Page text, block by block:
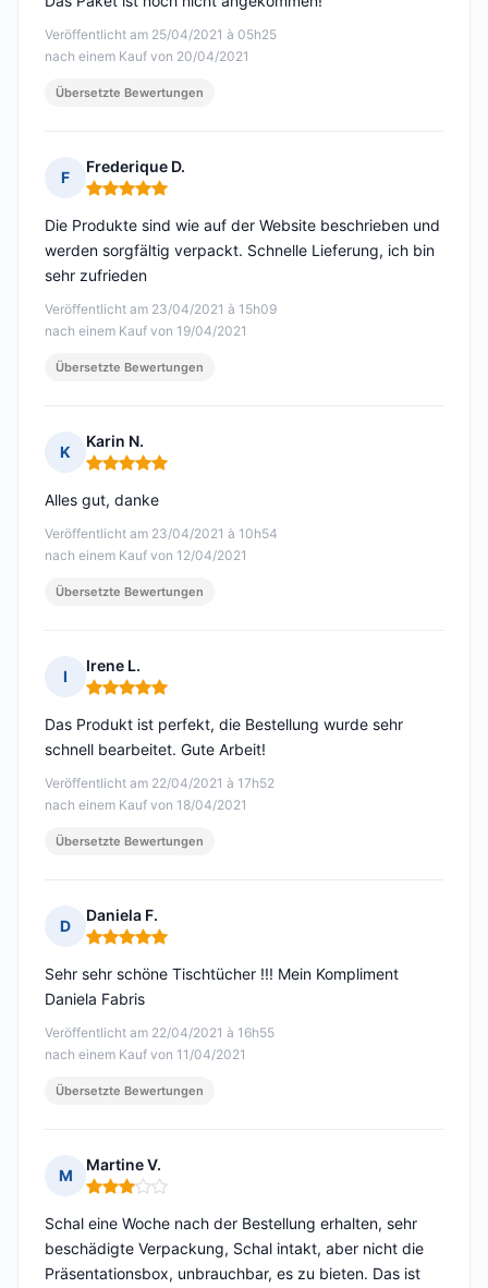
Veröffentlicht am 25/04/2021 à 05h25
nach einem Kauf von 20/04/2021
Übersetzte Bewertungen
F
Frederique D.
Hinweis: 5 von 5
Veröffentlicht am 23/04/2021 à 15h09
nach einem Kauf von 19/04/2021
Die Produkte sind wie auf der Website beschrieben und
werden sorgfältig verpackt. Schnelle Lieferung, ich bin
sehr zufrieden
Übersetzte Bewertungen
K
Karin N.
Hinweis: 5 von 5
Veröffentlicht am 23/04/2021 à 10h54
nach einem Kauf von 12/04/2021
Alles gut, danke
Übersetzte Bewertungen
I
Irene L.
Hinweis: 5 von 5
Veröffentlicht am 22/04/2021 à 17h52
nach einem Kauf von 18/04/2021
Das Produkt ist perfekt, die Bestellung wurde sehr
schnell bearbeitet. Gute Arbeit!
Übersetzte Bewertungen
D
Daniela F.
Hinweis: 5 von 5
Veröffentlicht am 22/04/2021 à 16h55
nach einem Kauf von 11/04/2021
Sehr sehr schöne Tischtücher !!! Mein Kompliment
Daniela Fabris
Übersetzte Bewertungen
M
Martine V.
Hinweis: 3 von 5
Schal eine Woche nach der Bestellung erhalten, sehr
beschädigte Verpackung, Schal intakt, aber nicht die
Präsentationsbox, unbrauchbar, es zu bieten. Das ist